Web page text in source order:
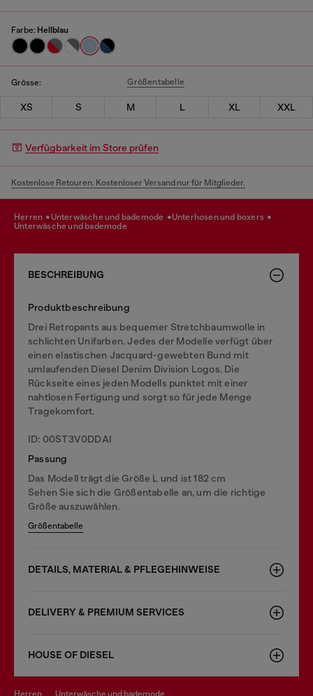
Farbe: Hellblau
Grösse: Größentabelle
XS S M L XL XXL
Verfügbarkeit im Store prüfen
Kostenlose Retouren. Kostenloser Versand nur für Mitglieder.
herren unterwäsche und bademode
unterhosen und boxers
unterwäsche und bademode
BESCHREIBUNG
Produktbeschreibung
Drei Retropants aus bequemer Stretchbaumwolle in
schlichten Unifarben. Jedes der Modelle verfügt über
einen elastischen Jacquard-gewebten Bund mit
umlaufenden Diesel Denim Division Logos. Die
Rückseite eines jeden Modells punktet mit einer
nahtlosen Fertigung und sorgt so für jede Menge
Tragekomfort.
ID: 00ST3V0DDAI
Passung
Das Modell trägt die Größe L und ist 182 cm
Sehen Sie sich die Größentabelle an, um die richtige
Größe auszuwählen.
Größentabelle
DETAILS, MATERIAL & PFLEGEHINWEISE
DELIVERY & PREMIUM SERVICES
HOUSE OF DIESEL
herren unterwäsche und bademode